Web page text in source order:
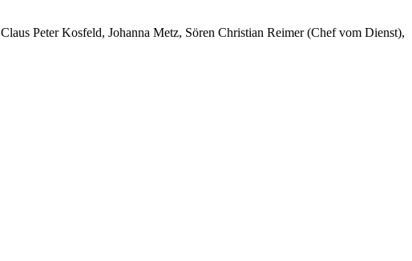
Claus Peter Kosfeld, Johanna Metz, Sören Christian Reimer (Chef vom Dienst),